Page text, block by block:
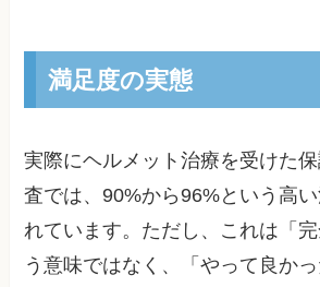
満足度の実態
実際にヘルメット治療を受けた
査では、90%から96%という高
れています。ただし、これは「
う意味ではなく、「やって良か